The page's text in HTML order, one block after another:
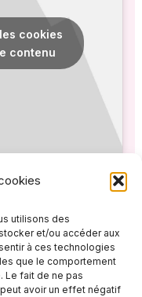
utilisons des
et/ou accéder aux
à ces technologies
que le comportement
Le fait de ne pas
avoir un effet négatif
cookies
contenu